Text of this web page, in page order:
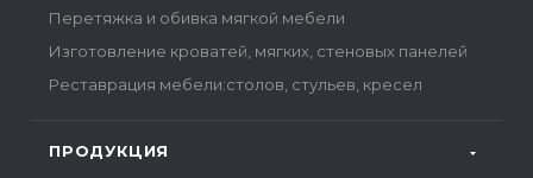
Перетяжка и обивка мягкой мебели
Изготовление кроватей, мягких, стеновых панелей
Реставрация мебели:столов, стульев, кресел
ПРОДУКЦИЯ